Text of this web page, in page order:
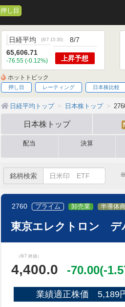
押し目
日経平均 (8/7 15:30)
65,606.71
-76.55 (-0.12%)
8/7
上昇予想
ホットトピック
押し目 レーティング 日本株比較
日経平均トップ 日本株トップ
日本株トップ
配当 決算
銘柄検索 ※
2760 プライム 卸売業 半導体
東京エレクトロン デ
（8/7 終値）
4,400.0 -70.00(-
業績適正株価 5,189